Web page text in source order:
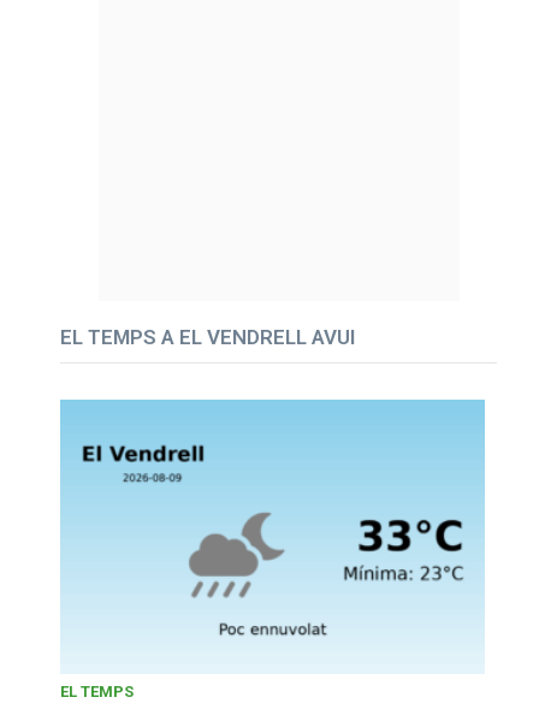
EL TEMPS A EL VENDRELL AVUI
EL TEMPS